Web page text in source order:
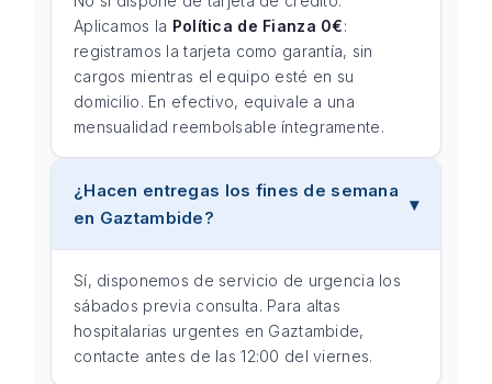
Aplicamos la Política de Fianza 0€:
registramos la tarjeta como garantía, sin
cargos mientras el equipo esté en su
domicilio. En efectivo, equivale a una
mensualidad reembolsable íntegramente.
¿Hacen entregas los fines de semana
en Gaztambide?
Sí, disponemos de servicio de urgencia los
sábados previa consulta. Para altas
hospitalarias urgentes en Gaztambide,
contacte antes de las 12:00 del viernes.